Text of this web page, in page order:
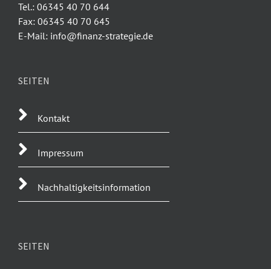
Tel.: 06345 40 70 644
Fax: 06345 40 70 645
E-Mail: info@finanz-strategie.de
SEITEN
Kontakt
Impressum
Nachhaltigkeitsinformation
SEITEN